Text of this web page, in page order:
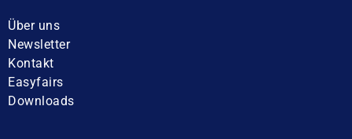
Über uns
Newsletter
Kontakt
Easyfairs
Downloads